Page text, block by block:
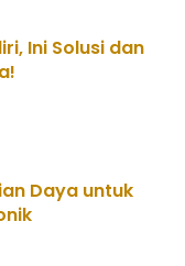
Ini Solusi dan
Daya untuk